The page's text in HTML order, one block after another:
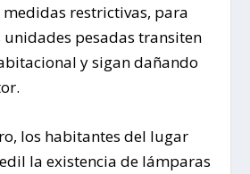
restrictivas, para
pesadas transiten
y sigan dañando
los habitantes del lugar
la existencia de lámparas